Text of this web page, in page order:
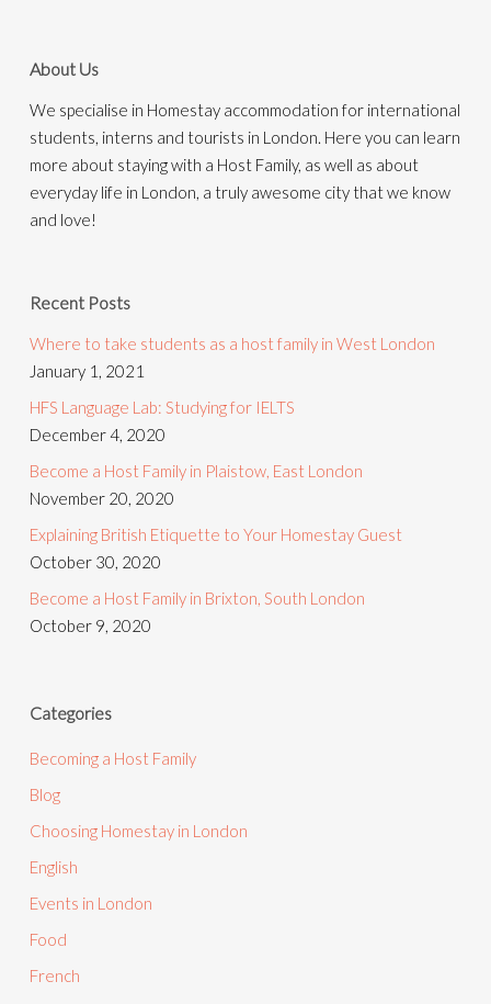
About Us
We specialise in Homestay accommodation for international
students, interns and tourists in London. Here you can learn
more about staying with a Host Family, as well as about
everyday life in London, a truly awesome city that we know
and love!
Recent Posts
Where to take students as a host family in West London
January 1, 2021
HFS Language Lab: Studying for IELTS
December 4, 2020
Become a Host Family in Plaistow, East London
November 20, 2020
Explaining British Etiquette to Your Homestay Guest
October 30, 2020
Become a Host Family in Brixton, South London
October 9, 2020
Categories
Becoming a Host Family
Blog
Choosing Homestay in London
English
Events in London
Food
French